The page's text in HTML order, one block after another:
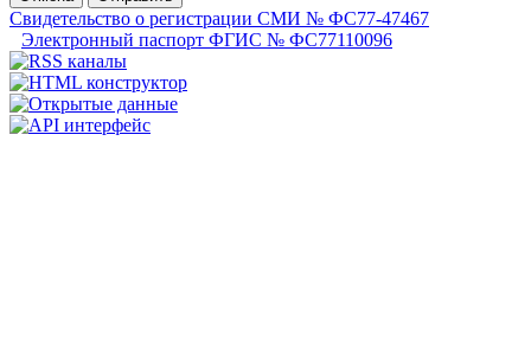
Свидетельство о регистрации СМИ № ФС77-47467
Электронный паспорт ФГИС № ФС77110096